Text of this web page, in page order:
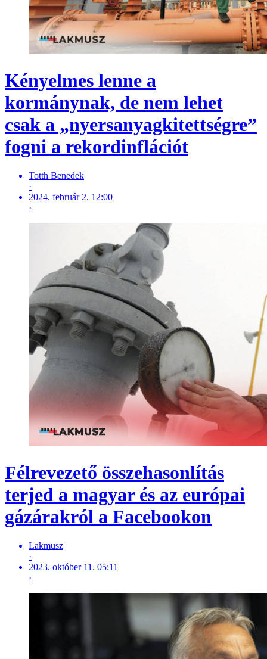
Kényelmes lenne a
kormánynak, de nem lehet
csak a „nyersanyagkitettségre”
fogni a rekordinflációt
Totth Benedek
·
2024. február 2. 12:00
·
Félrevezető összehasonlítás
terjed a magyar és az európai
gázárakról a Facebookon
Lakmusz
·
2023. október 11. 05:11
·